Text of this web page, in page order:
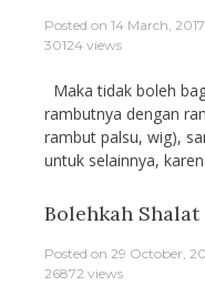
Posted on 14 March, 2017
30124 views
Maka tidak boleh
rambutnya dengan
rambut palsu, wig),
untuk selainnya,
Bolehkah Shalat
Posted on 29 October,
26872 views